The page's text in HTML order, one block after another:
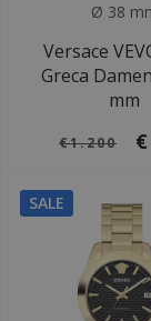
Ø 38
Versace
Greca
mm
€1.200
SALE